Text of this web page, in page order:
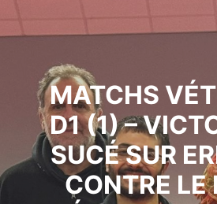
MATCHS
D1 (1) –
SUCÉ SUR
CONTRE LE